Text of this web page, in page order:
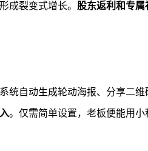
成裂变式增长。 股东返利和专属
统自动生成轮动海报、分享二
。仅需简单设置，老板便能用